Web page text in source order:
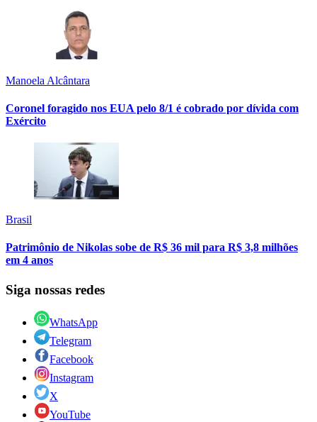
Manoela Alcântara
Coronel foragido nos EUA pelo 8/1 é cobrado por dívida com
Exército
Brasil
Patrimônio de Nikolas sobe de R$ 36 mil para R$ 3,8 milhões
em 4 anos
Siga nossas redes
WhatsApp
Telegram
Facebook
Instagram
X
YouTube